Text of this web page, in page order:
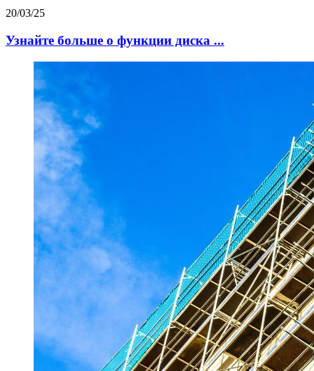
20/03/25
Узнайте больше о функции диска ...